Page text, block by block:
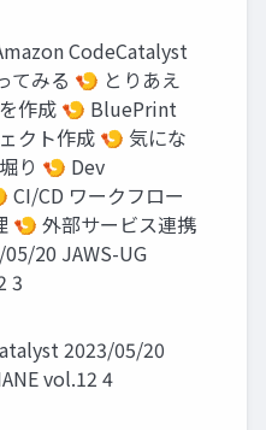
CodeCatalyst
てみる 🍤 とりあえ
作成 🍤 BluePrint
クト作成 🍤 気にな
り 🍤 Dev
CD ワークフロー
🍤 外部サービス連携
20 JAWS-UG
3
2023/05/20
vol.12 4